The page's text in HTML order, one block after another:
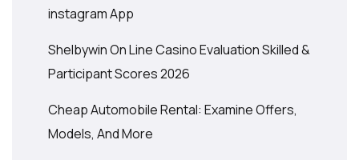
‎instagram App
Shelbywin On Line Casino Evaluation Skilled &
Participant Scores 2026
Cheap Automobile Rental: Examine Offers,
Models, And More